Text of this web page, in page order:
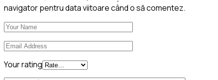
navigator pentru data viitoare când o să comentez.
Your rating